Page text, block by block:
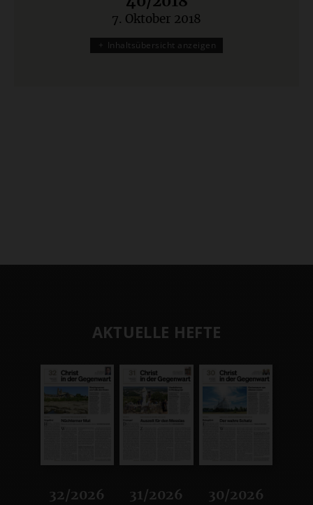
:
7. Oktober 2018
Inhaltsübersicht anzeigen
AKTUELLE HEFTE
32/2026
31/2026
30/2026